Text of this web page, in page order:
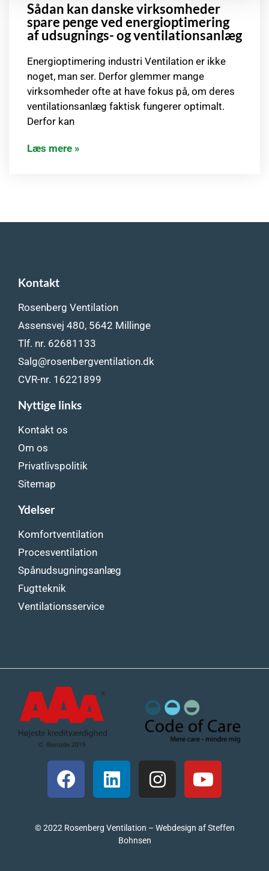
Sådan kan danske virksomheder
spare penge ved energioptimering
af udsugnings- og ventilationsanlæg
Energioptimering industri Ventilation er ikke
noget, man ser. Derfor glemmer mange
virksomheder ofte at have fokus på, om deres
ventilationsanlæg faktisk fungerer optimalt.
Derfor kan
Læs mere »
Kontakt
Rosenberg Ventilation
Assensvej 480, 5642 Millinge
Tlf. nr. 62681133
Salg@rosenbergventilation.dk
CVR-nr. 16221899
Nyttige links
Kontakt os
Om os
Privatlivspolitik
Sitemap
Ydelser
Komfortventilation
Procesventilation
Spånudsugningsanlæg
Fugtteknik
Ventilationsservice
© 2022 Rosenberg Ventilation – Webdesign af Steffen
Bohnsen